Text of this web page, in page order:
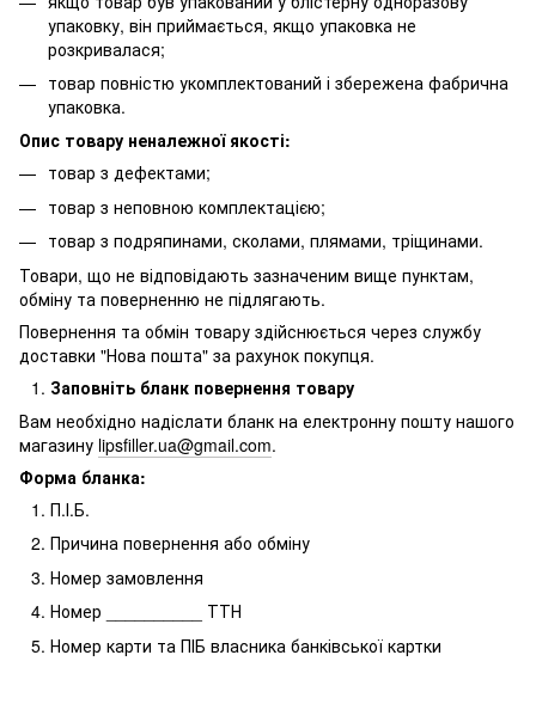
упаковку, він приймається, якщо упаковка не
розкривалася;
товар повністю укомплектований і збережена фабрична
упаковка.
Опис товару неналежної якості:
товар з дефектами;
товар з неповною комплектацією;
товар з подряпинами, сколами, плямами, тріщинами.
Товари, що не відповідають зазначеним вище пунктам,
обміну та поверненню не підлягають.
Повернення та обмін товару здійснюється через службу
доставки "Нова пошта" за рахунок покупця.
Заповніть бланк повернення товару
Вам необхідно надіслати бланк на електронну пошту нашого
магазину lipsfiller.ua@gmail.com.
Форма бланка:
П.І.Б.
Причина повернення або обміну
Номер замовлення
Номер __________ ТТН
Номер карти та ПІБ власника банківської картки